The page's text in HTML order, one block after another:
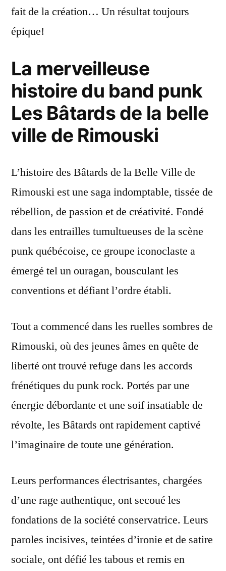
fait de la création… Un résultat toujours
épique!
La merveilleuse
histoire du band punk
Les Bâtards de la belle
ville de Rimouski
L’histoire des Bâtards de la Belle Ville de
Rimouski est une saga indomptable, tissée de
rébellion, de passion et de créativité. Fondé
dans les entrailles tumultueuses de la scène
punk québécoise, ce groupe iconoclaste a
émergé tel un ouragan, bousculant les
conventions et défiant l’ordre établi.
Tout a commencé dans les ruelles sombres de
Rimouski, où des jeunes âmes en quête de
liberté ont trouvé refuge dans les accords
frénétiques du punk rock. Portés par une
énergie débordante et une soif insatiable de
révolte, les Bâtards ont rapidement captivé
l’imaginaire de toute une génération.
Leurs performances électrisantes, chargées
d’une rage authentique, ont secoué les
fondations de la société conservatrice. Leurs
paroles incisives, teintées d’ironie et de satire
sociale, ont défié les tabous et remis en